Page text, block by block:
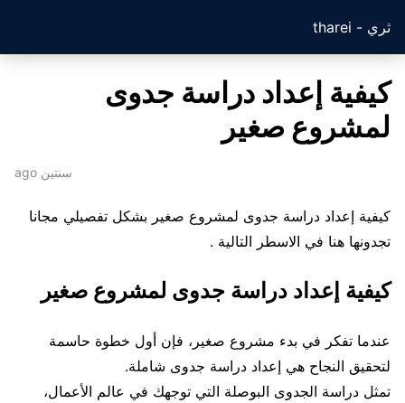
ثري - tharei
كيفية إعداد دراسة جدوى
لمشروع صغير
سنتين ago
كيفية إعداد دراسة جدوى لمشروع صغير بشكل تفصيلي مجانا
تجدونها هنا في الاسطر التالية .
كيفية إعداد دراسة جدوى لمشروع صغير
عندما تفكر في بدء مشروع صغير، فإن أول خطوة حاسمة
لتحقيق النجاح هي إعداد دراسة جدوى شاملة.
تمثل دراسة الجدوى البوصلة التي توجهك في عالم الأعمال،